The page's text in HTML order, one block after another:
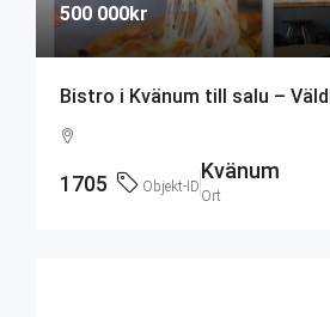
500 000kr
Bistro i Kvänum till salu –
1705 Objekt-ID
Kvänum
Ort